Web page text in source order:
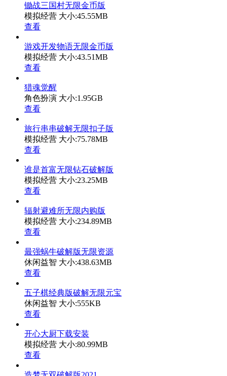
锄战三国村无限金币版
模拟经营 大小:45.55MB
查看
游戏开发物语无限金币版
模拟经营 大小:43.51MB
查看
猎魂觉醒
角色扮演 大小:1.95GB
查看
旅行串串破解无限扣子版
模拟经营 大小:75.78MB
查看
谁是首富无限钻石破解版
模拟经营 大小:23.25MB
查看
辐射避难所无限内购版
模拟经营 大小:234.89MB
查看
最强蜗牛破解版无限资源
休闲益智 大小:438.63MB
查看
五子棋经典版破解无限元宝
休闲益智 大小:555KB
查看
开心大厨下载安装
模拟经营 大小:80.99MB
查看